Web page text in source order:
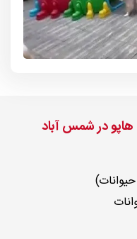
در شمس آباد